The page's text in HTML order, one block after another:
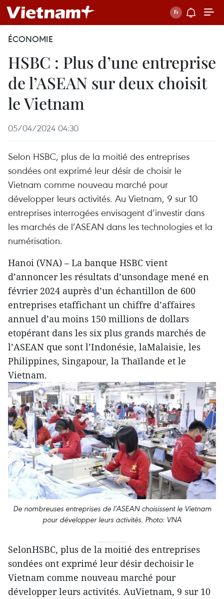
ÉCONOMIE
HSBC : Plus d’une entreprise
de l’ASEAN sur deux choisit
le Vietnam
05/04/2024 04:30
Selon HSBC, plus de la moitié des entreprises
sondées ont exprimé leur désir de choisir le
Vietnam comme nouveau marché pour
développer leurs activités. Au Vietnam, 9 sur 10
entreprises interrogées envisagent d’investir dans
les marchés de l’ASEAN dans les technologies et la
numérisation.
Hanoi (VNA) – La banque HSBC vient
d’annoncer les résultats d’unsondage mené en
février 2024 auprès d’un échantillon de 600
entreprises etaffichant un chiffre d’affaires
annuel d’au moins 150 millions de dollars
etopérant dans les six plus grands marchés de
l’ASEAN que sont l’Indonésie, laMalaisie, les
Philippines, Singapour, la Thaïlande et le
Vietnam.
De nombreuses entreprises de l’ASEAN choisissent le Vietnam
pour développer leurs activités. Photo: VNA
SelonHSBC, plus de la moitié des entreprises
sondées ont exprimé leur désir dechoisir le
Vietnam comme nouveau marché pour
développer leurs activités. AuVietnam, 9 sur 10